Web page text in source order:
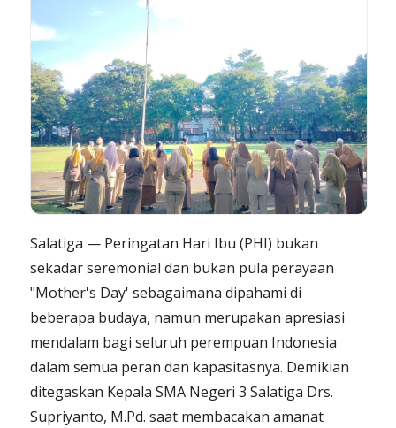
Salatiga — Peringatan Hari Ibu (PHI) bukan
sekadar seremonial dan bukan pula perayaan
"Mother's Day' sebagaimana dipahami di
beberapa budaya, namun merupakan apresiasi
mendalam bagi seluruh perempuan Indonesia
dalam semua peran dan kapasitasnya. Demikian
ditegaskan Kepala SMA Negeri 3 Salatiga Drs.
Supriyanto, M.Pd. saat membacakan amanat